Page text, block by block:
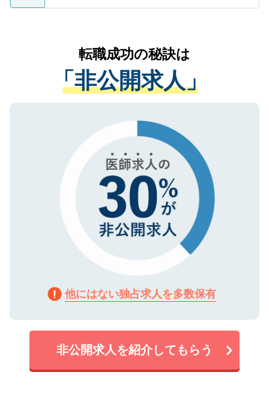
ているすべての個人データはご本人の許可
は、個人情報の取り扱いについての厳密な
管理基準を満たした事業者のみに付与され
る、プライバシーマークを取得済みです。
で、機密保持に関してもご安心ください。
かがいして、現在の医療機関の状況や紹介
経験をまじえながら、適切なアドバイスを
させていただきます。すぐにご転職をされ
ない方には、長期的なサポートが可能です
ので、まずはご登録ください。
転職成功の秘訣は
「非公開求人」
他にはない独占求人を多数保有
非公開求人を紹介してもらう